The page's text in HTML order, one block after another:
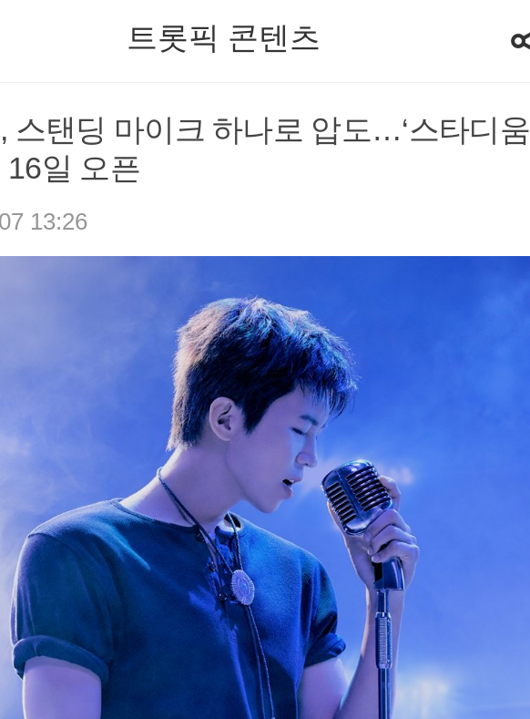
트롯픽 콘텐츠
스탠딩 마이크 하나로 압도…‘스타디움
16일 오픈
13:26